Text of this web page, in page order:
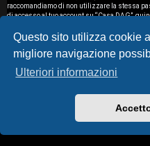
Questo sito utilizza cookie
migliore navigazione
Ulteriori informazioni
i
s
p
o
t
raccomandiamo di non utilizzare la stessa
di accesso al tuo account su “Casa DAG”,
nessuna circostanza affiliati di “Casa
la tua password. Nel caso dimenticassi la
dimenticato la password” prevista dal
richiesto il tuo nome utente ed indirizzo
Powered by